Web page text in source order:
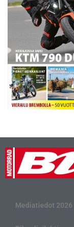
Mediatiedot 2026